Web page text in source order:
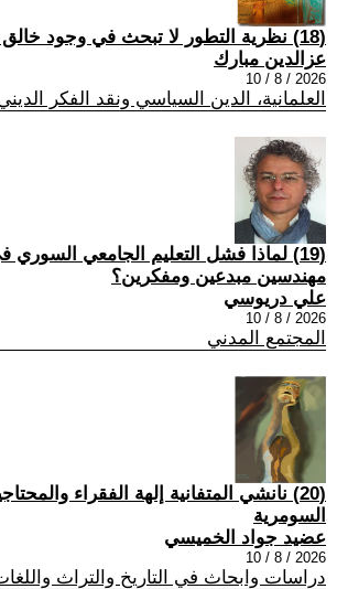
(18) نظرية التطور لا تبحث في وجود خالق من عدمه
عزالدين مبارك
2026 / 8 / 10
العلمانية، الدين السياسي ونقد الفكر
(19) لماذا فشل التعليم الجامعي السوري
مهندسين مبدعين ومفكرين؟
علي دريوسي
2026 / 8 / 10
المجتمع المدني
(20) نانشي المتفانية إلهة الفقراء
السومرية
عضيد جواد الخميسي
2026 / 8 / 10
دراسات وابحاث في التاريخ والتراث